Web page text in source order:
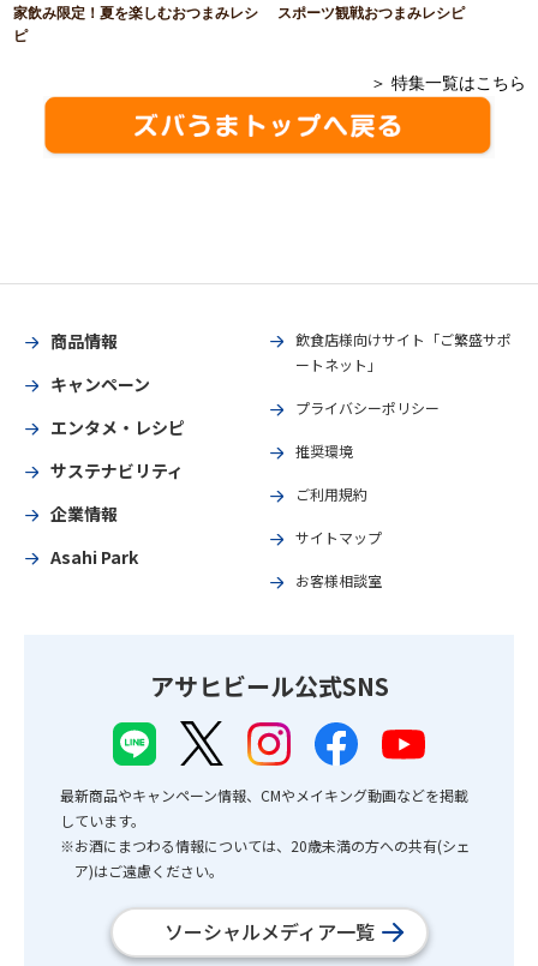
家飲み限定！夏を楽しむおつまみレシ
ピ
スポーツ観戦おつまみレシピ
＞ 特集一覧はこちら
商品情報
キャンペーン
エンタメ・レシピ
サステナビリティ
企業情報
Asahi Park
飲食店様向けサイト「ご繁盛サポ
ートネット」
プライバシーポリシー
推奨環境
ご利用規約
サイトマップ
お客様相談室
アサヒビール公式SNS
最新商品やキャンペーン情報、CMやメイキング動画などを掲載
しています。
※お酒にまつわる情報については、20歳未満の方への共有(シェ
ア)はご遠慮ください。
ソーシャルメディア一覧